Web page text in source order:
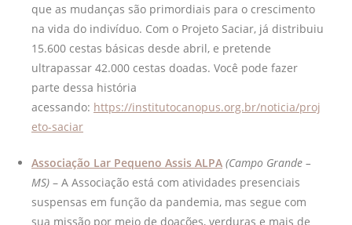
que as mudanças são primordiais para o crescimento
na vida do indivíduo. Com o Projeto Saciar, já distribuiu
15.600 cestas básicas desde abril, e pretende
ultrapassar 42.000 cestas doadas. Você pode fazer
parte dessa história
acessando: https://institutocanopus.org.br/noticia/proj
eto-saciar
Associação Lar Pequeno Assis ALPA (Campo Grande –
MS) – A Associação está com atividades presenciais
suspensas em função da pandemia, mas segue com
sua missão por meio de doações, verduras e mais de